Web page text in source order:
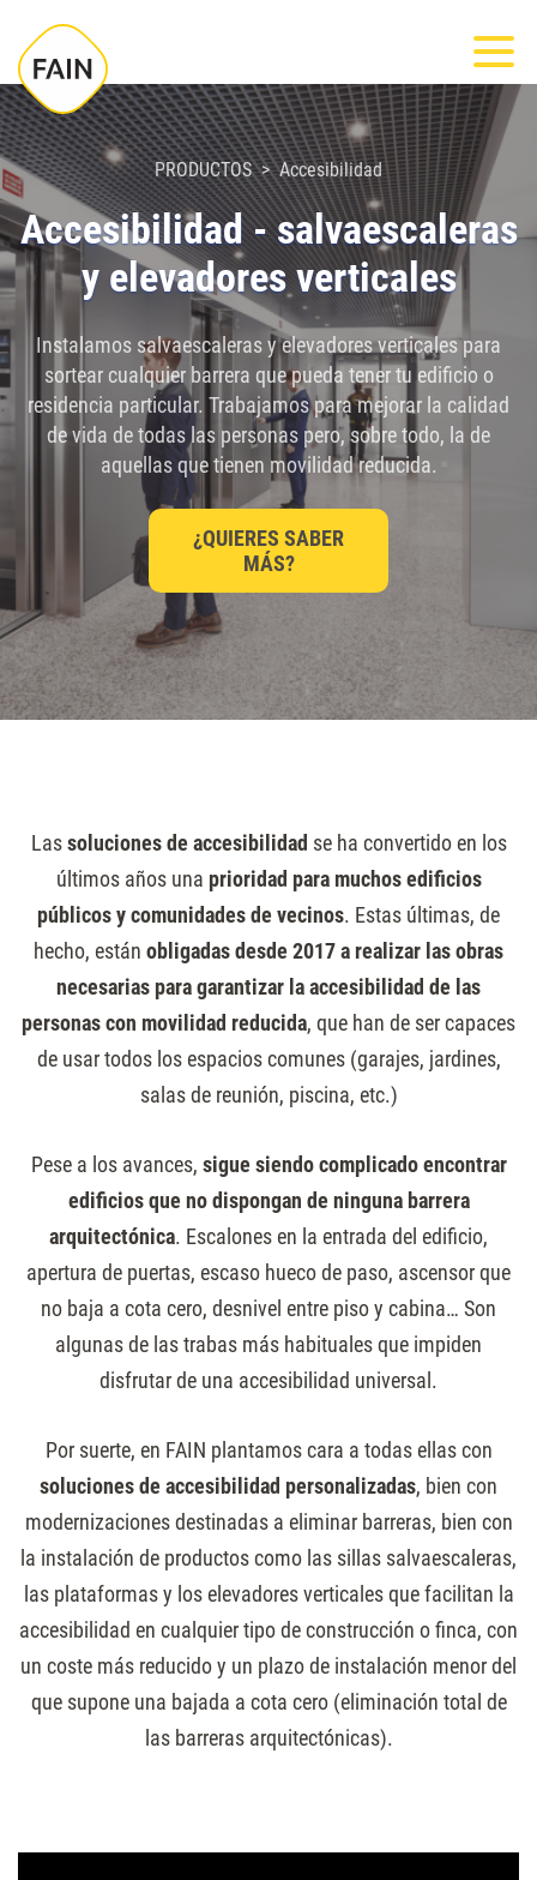
este
sitio
web
incluye
un
sistema
de
accesibilidad.
PRODUCTOS Accesibilidad
Accesibilidad - salvaescaleras
y elevadores verticales
Instalamos salvaescaleras y elevadores verticales para
sortear cualquier barrera que pueda tener tu edificio o
residencia particular. Trabajamos para mejorar la calidad
de vida de todas las personas pero, sobre todo, la de
aquellas que tienen movilidad reducida.
¿QUIERES SABER
MÁS?
Lassoluciones de accesibilidad se ha convertido en los
últimos años una prioridad para muchos edificios
públicos y comunidades de vecinos. Estas últimas, de
hecho, están obligadas desde 2017 a realizar las obras
necesarias para garantizar la accesibilidad de las
personas con movilidad reducida, que han de ser capaces
de usar todos los espacios comunes (garajes, jardines,
salas de reunión, piscina, etc.)
Pese a los avances, sigue siendo complicado encontrar
edificios que no dispongan de ninguna barrera
arquitectónica. Escalones en la entrada del edificio,
apertura de puertas, escaso hueco de paso, ascensor que
no baja a cota cero, desnivel entre piso y cabina… Son
algunas de las trabas más habituales que impiden
disfrutar de una accesibilidad universal.
Por suerte, en FAIN plantamos cara a todas ellas con
soluciones de accesibilidad personalizadas, bien con
modernizaciones destinadas a eliminar barreras, bien con
la instalación de productos como las sillas salvaescaleras,
las plataformas y los elevadores verticales que facilitan la
accesibilidad en cualquier tipo de construcción o finca, con
un coste más reducido y un plazo de instalación menor del
que supone una bajada a cota cero (eliminación total de
las barreras arquitectónicas).